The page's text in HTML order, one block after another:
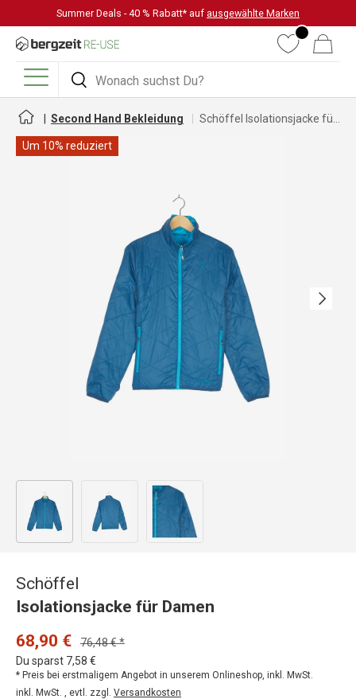
DIREKT ZUM INHALT
Summer Deals - 40 % Rabatt* auf ausgewählte Marken
Suchen
Suchen
WunschlisteWarenkorb
Menü
Second Hand Bekleidung
Um 10% reduziert
Nächste
Bild 1 in Galerieansicht laden
Schöffel
Isolationsjacke für Damen
68,90 €
76,48 € *
Du sparst 7,58 €
* Preis bei erstmaligem Angebot in unserem Onlineshop, inkl. MwSt.
inkl. MwSt. , evtl. zzgl. Versandkosten